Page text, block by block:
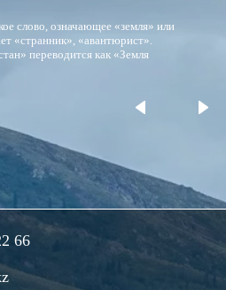
слово, означающее «земля» или
«странник», «авантюрист».
переводится как «Земля
66